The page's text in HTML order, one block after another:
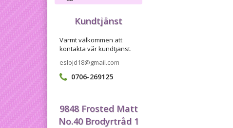
Kundtjänst
Varmt välkommen att
kontakta vår kundtjänst.
eslojd18@gmail.com
0706-269125
9848 Frosted Matt
No.40 Brodyrtråd 1